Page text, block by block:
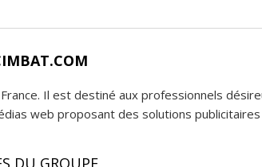
Il est destiné aux professionnels
web proposant des solutions
DU GROUPE